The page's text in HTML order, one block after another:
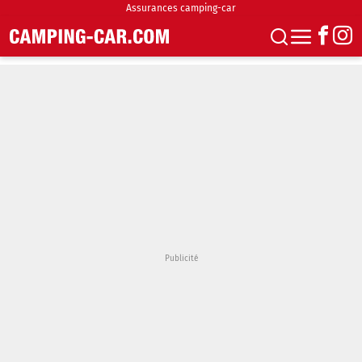
Assurances camping-car